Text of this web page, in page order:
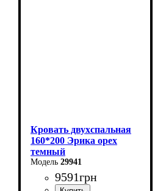
Кровать двухспальная
160*200 Эрика орех
темный
29941
9591грн